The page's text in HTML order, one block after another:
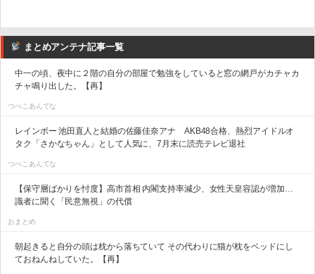
まとめアンテナ記事一覧
中一の頃、夜中に２階の自分の部屋で勉強をしていると窓の網戸がカチャカ
チャ鳴り出した。【再】
つべこあんてな
レインボー 池田直人と結婚の佐藤佳奈アナ AKB48合格、熱烈アイドルオ
タク「さかなちゃん」として人気に、7月末に読売テレビ退社
つべこあんてな
【保守層ばかりを忖度】高市首相 内閣支持率減少、女性天皇容認が増加…
識者に聞く「民意無視」の代償
おまとめ
朝起きると自分の頭は枕から落ちていて その代わりに猫が枕をベッドにし
ておねんねしていた。【再】